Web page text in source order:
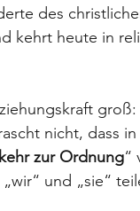
des
kehrt heute in
nicht, dass
zur Ordnung“
und „sie“